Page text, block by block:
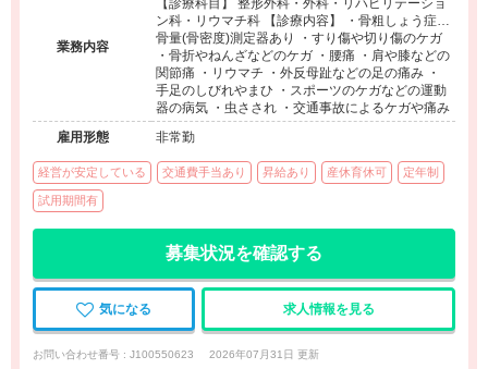
業務内容
【診療科目】 整形外科・外科・リハビリテーショ
ン科・リウマチ科 【診療内容】 ・骨粗しょう症…
骨量(骨密度)測定器あり ・すり傷や切り傷のケガ
・骨折やねんざなどのケガ ・腰痛 ・肩や膝などの
関節痛 ・リウマチ ・外反母趾などの足の痛み ・
手足のしびれやまひ ・スポーツのケガなどの運動
器の病気 ・虫さされ ・交通事故によるケガや痛み
雇用形態
非常勤
経営が安定している 交通費手当あり 昇給あり 産休育休可 定年制
試用期間有
募集状況を確認する
気になる 求人情報を見る
お問い合わせ番号 : J100550623 2026年07月31日 更新